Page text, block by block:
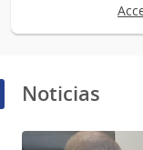
Noticias